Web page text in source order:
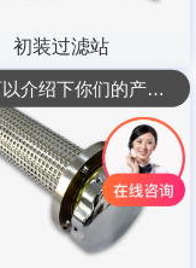
初装过滤站
可以介绍下你们的产品么？